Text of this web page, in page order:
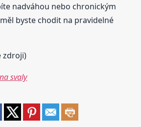
nadváhou nebo chronickým
byste chodit na pravidelné
zdroji)
svaly